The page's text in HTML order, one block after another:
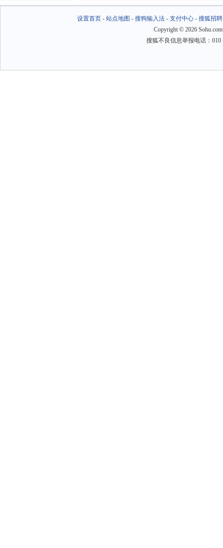
设置首页- 站点地图 - 搜狗输入法- 支付中心- 搜狐招聘
Copyright © 2026
搜狐不良信息举报电话：010